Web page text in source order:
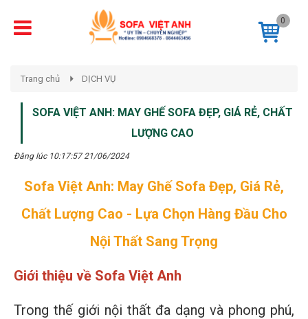
0
Trang chủ DỊCH VỤ
SOFA VIỆT ANH: MAY GHẾ SOFA ĐẸP, GIÁ RẺ, CHẤT
LƯỢNG CAO
Đăng lúc 10:17:57 21/06/2024
Sofa Việt Anh: May Ghế Sofa Đẹp, Giá Rẻ,
Chất Lượng Cao - Lựa Chọn Hàng Đầu Cho
Nội Thất Sang Trọng
Giới thiệu về Sofa Việt Anh
Trong thế giới nội thất đa dạng và phong phú,